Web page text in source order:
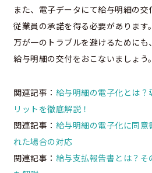
また、電子データにて給与明細の交
従業員の承諾を得る必要があります。
万が一のトラブルを避けるためにも
給与明細の交付をおこないましょう。
関連記事： 給与明細の電子化とは？
リットを徹底解説！
関連記事： 給与明細の電子化に同
れた場合の対応
関連記事： 給与支払報告書とは？